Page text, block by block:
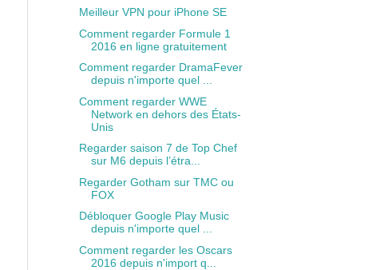
Meilleur VPN pour iPhone SE
Comment regarder Formule 1
2016 en ligne gratuitement
Comment regarder DramaFever
depuis n'importe quel ...
Comment regarder WWE
Network en dehors des États-
Unis
Regarder saison 7 de Top Chef
sur M6 depuis l’étra...
Regarder Gotham sur TMC ou
FOX
Débloquer Google Play Music
depuis n'importe quel ...
Comment regarder les Oscars
2016 depuis n'import q...